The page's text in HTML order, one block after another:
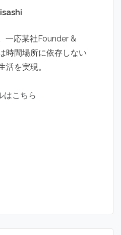
一応某社Founder &
時間場所に依存しない
活を実現。
はこちら